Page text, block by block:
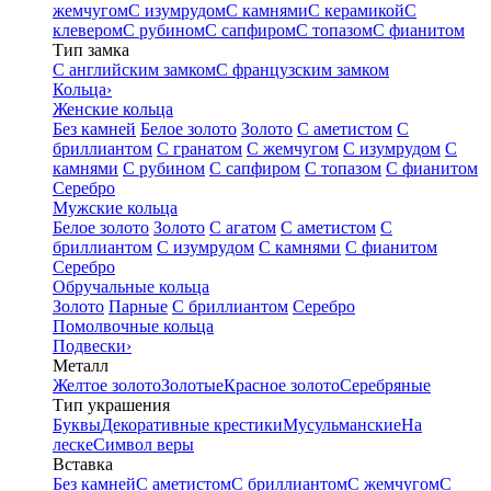
жемчугомС изумрудомС камнямиС керамикойС
клеверомС рубиномС сапфиромС топазомС фианитом
Тип замка
С английским замкомС французским замком
Кольца›
Женские кольца
Без камней Белое золото Золото С аметистом С
бриллиантом С гранатом С жемчугом С изумрудом С
камнями С рубином С сапфиром С топазом С фианитом
Серебро
Мужские кольца
Белое золото Золото С агатом С аметистом С
бриллиантом С изумрудом С камнями С фианитом
Серебро
Обручальные кольца
Золото Парные С бриллиантом Серебро
Помолвочные кольца
Подвески›
Металл
Желтое золотоЗолотыеКрасное золотоСеребряные
Тип украшения
БуквыДекоративные крестикиМусульманскиеНа
лескеСимвол веры
Вставка
Без камнейС аметистомС бриллиантомС жемчугомС